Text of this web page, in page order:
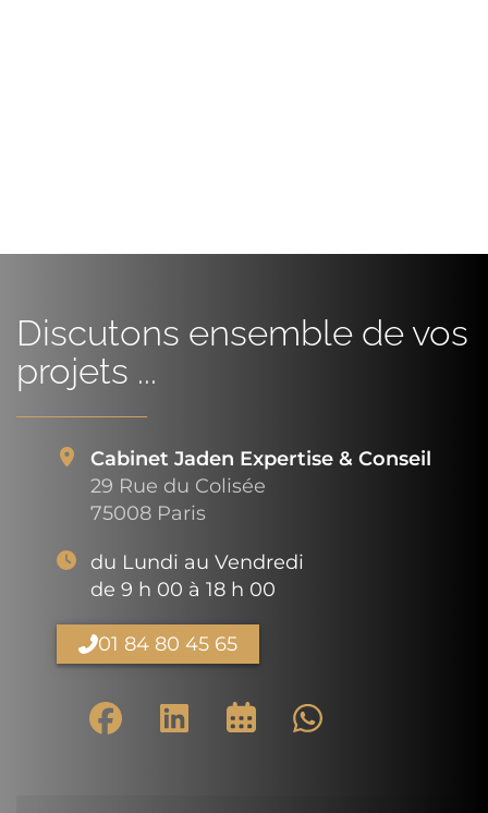
Discutons ensemble de vos
projets ...
Cabinet Jaden Expertise & Conseil
29 Rue du Colisée
75008 Paris
du Lundi au Vendredi
de 9 h 00 à 18 h 00
01 84 80 45 65